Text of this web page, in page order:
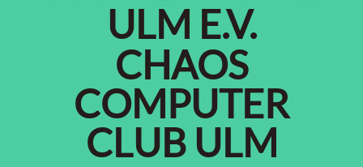
ULM E.V.
CHAOS
COMPUTER
CLUB ULM